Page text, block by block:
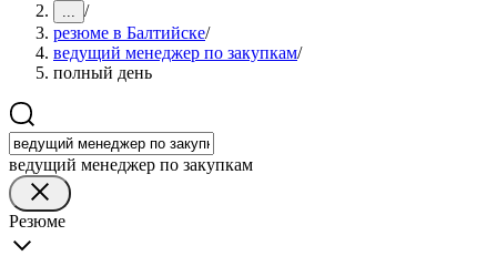
... /
резюме в Балтийске/
ведущий менеджер по закупкам/
полный день
ведущий менеджер по закупкам
Резюме